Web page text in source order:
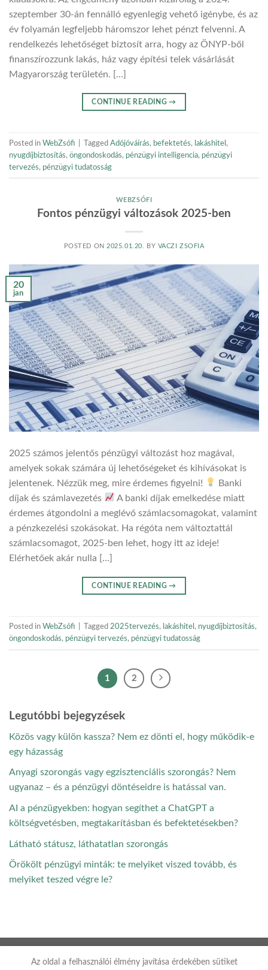
szeptember 30-án fennálló egyenlegig vehető igénybe, és az
év folyamán legfeljebb háromszor lehet pénzt felvenni. A
rendelkezés lehetőséget biztosít arra, hogy az ÖNYP-ből
finanszírozzunk lakás, ház vagy építési telek vásárlását
Magyarország területén. […]
CONTINUE READING→
Posted in WebZsófi Tagged Adójóváírás, befektetés, lakáshitel ,
nyugdíjbiztosítás, öngondoskodás, pénzügyi intelligencia, pénzügyi
tervezés, pénzügyi tudatosság
WEBZSÓFI
Fontos pénzügyi változások 2025-ben
POSTED ON 2025.01.20. BY VACZI ZSOFIA
20
jan
2025 számos jelentős pénzügyi változást hoz magával,
amelyek sokak számára új lehetőségeket és kihívásokat is
jelentenek. Nézzük meg, mire érdemes figyelni!
Banki
díjak és számlavezetés
A banki díjak emelkedése miatt
érdemes átgondolni a meglévő számlacsomagokat, valamint
a pénzkezelési szokásokat. Ha régóta nem változtattál
számlacsomagot, 2025-ben lehet, hogy itt az ideje!
Elérhetőek akár nulla […]
CONTINUE READING→
Posted in WebZsófi Tagged 2025tervezés, lakáshitel , nyugdíjbiztosítás,
öngondoskodás, pénzügyi tervezés, pénzügyi tudatosság
1 2
Legutóbbi bejegyzések
Közös vagy külön kassza? Nem ez dönti el, hogy működik-e
egy házasság
Anyagi szorongás vagy egzisztenciális szorongás? Nem
ugyanaz – és a pénzügyi döntéseidre is hatással van.
AI a pénzügyekben: hogyan segíthet a ChatGPT a
költségvetésben, megtakarításban és befektetésekben?
Látható státusz, láthatatlan szorongás
Örökölt pénzügyi minták: te melyiket viszed tovább, és
melyiket teszed végre le?
Adatkezelési tájékoztató
Az oldal a felhasználói élmény javítása érdekében sütiket